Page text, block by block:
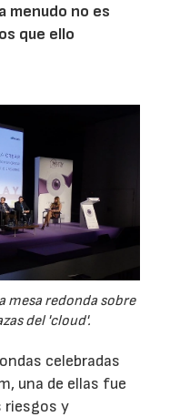
menudo no es
que ello
mesa redonda sobre
del 'cloud'.
celebradas
una de ellas fue
riesgos y